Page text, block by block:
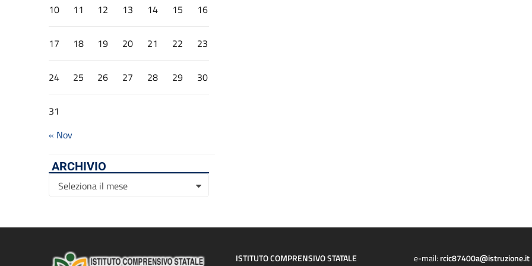
10 11 12 13 14 15 16
17 18 19 20 21 22 23
24 25 26 27 28 29 30
31
« Nov
ARCHIVIO
Archivio
Seleziona il mese
ISTITUTO COMPRENSIVO STATALE e-mail: rcic87400a@istruzione.it